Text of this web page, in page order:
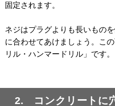
固定されます。
ネジはプラグよりも長いもの
に合わせてあけましょう。こ
リル・ハンマードリル」です。
2. コンクリートに